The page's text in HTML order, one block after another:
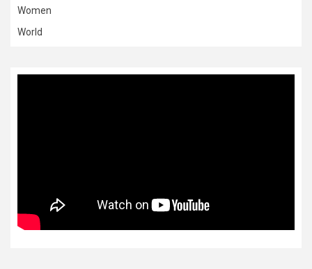
Women
World